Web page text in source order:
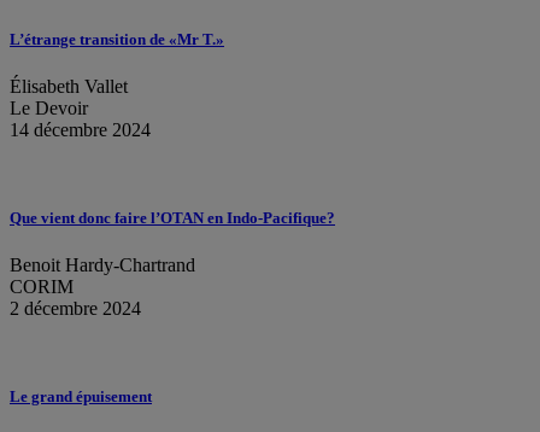
L’étrange transition de «Mr T.»
Élisabeth Vallet
Le Devoir
14 décembre 2024
Que vient donc faire l’OTAN en Indo-Pacifique?
Benoit Hardy-Chartrand
CORIM
2 décembre 2024
Le grand épuisement